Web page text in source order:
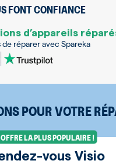
FONT CONFIANCE
d’appareils
de réparer avec Spareka
POUR VOTRE
OFFRE LA PLUS POPULAIRE !
vous Visio